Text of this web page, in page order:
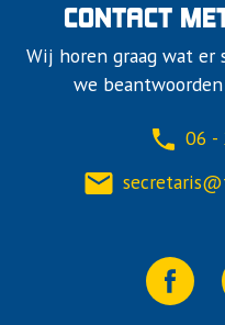
CONTACT
Wij horen graag wat
we
06 -